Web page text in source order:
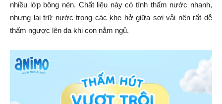
nhiều lớp bông nén. Chất liệu này có tính thấm nước nhanh,
nhưng lại trữ nước trong các khe hở giữa sợi vải nên rất dễ
thấm ngược lên da khi con nằm ngủ.